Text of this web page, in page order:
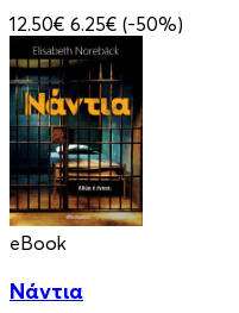
12.50€ 6.25€ (-50%)
eBook
Νάντια